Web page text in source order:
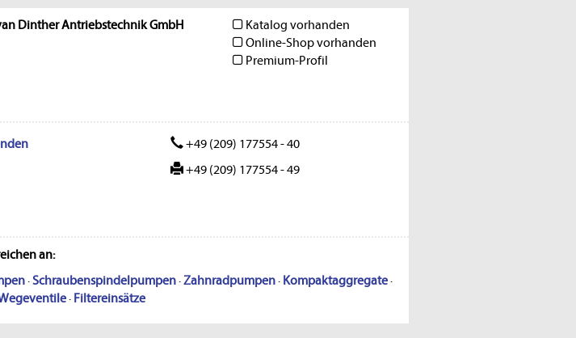
Dinther Antriebstechnik GmbH
Katalog vorhanden
Online-Shop vorhanden
Premium-Profil
+49 (209) 177554 - 40
+49 (209) 177554 - 49
an:
·Schraubenspindelpumpen·Zahnradpumpen· Kompaktaggregate·
· Filtereinsätze